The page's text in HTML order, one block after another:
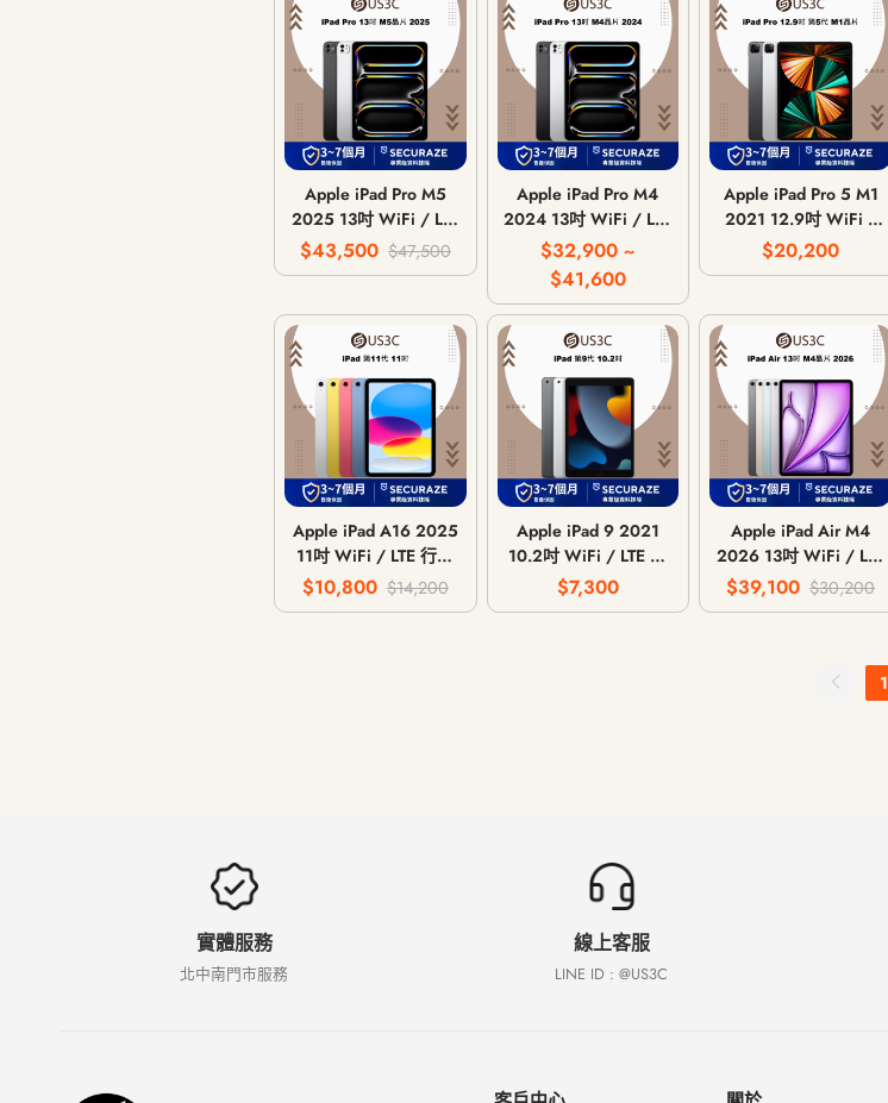
Apple iPad Pro M5
2025 13吋 WiFi / LTE
行動網路 5G / 256G
512G 1T 2T
$43,500 $47,500
Apple iPad Pro M4
2024 13吋 WiFi / LTE
行動網路 / 256G
512G 1T 2T
$32,900 ~
$41,600
Apple iPad Pro 5 M1
2021 12.9吋 WiFi /
LTE 行動網路 / 128G
256G 512G 1T 2T
$20,200
Apple iPad A16 2025
11吋 WiFi / LTE 行動
網路 / 128G 256G
$10,800 $14,200
Apple iPad 9 2021
10.2吋 WiFi / LTE 行
動網路 / 64G 256G
$7,300
Apple iPad Air M4
2026 13吋 WiFi / LTE
行動網路 / 128G
256G 512G 1T
$39,100 $30,200
1
實體服務
北中南門市服務
線上客服
LINE ID : @US3C